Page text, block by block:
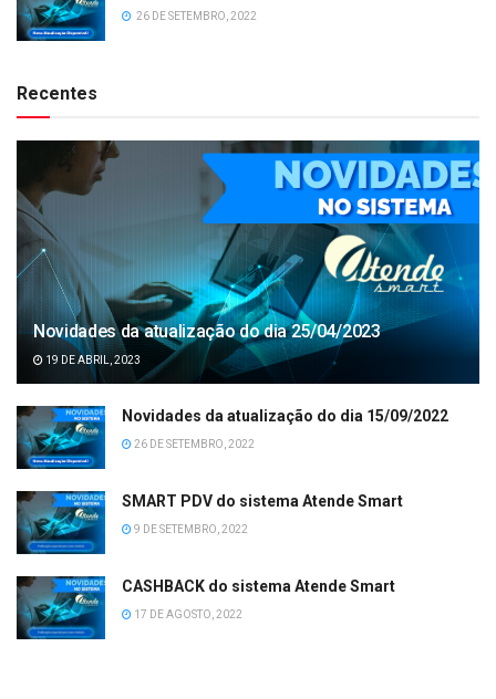
26 DE SETEMBRO, 2022
Recentes
Novidades da atualização do dia 25/04/2023
19 DE ABRIL, 2023
Novidades da atualização do dia 15/09/2022
26 DE SETEMBRO, 2022
SMART PDV do sistema Atende Smart
9 DE SETEMBRO, 2022
CASHBACK do sistema Atende Smart
17 DE AGOSTO, 2022